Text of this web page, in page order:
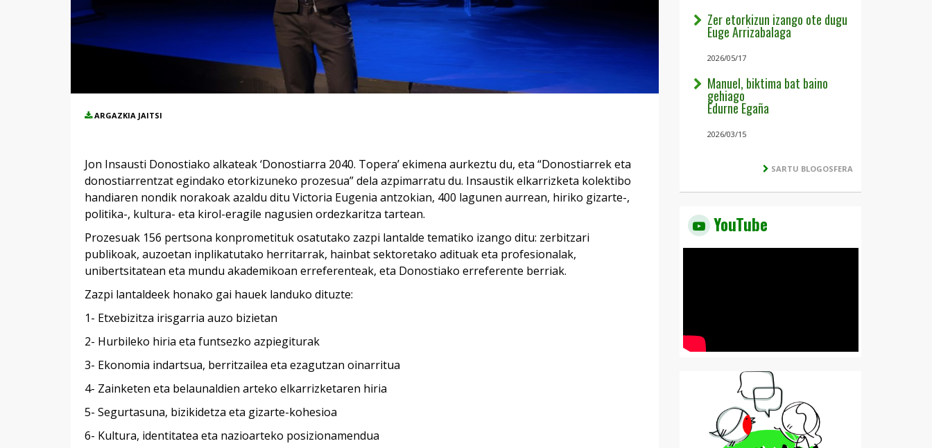
ARGAZKIA JAITSI
Jon Insausti Donostiako alkateak ‘Donostiarra 2040. Topera’ ekimena aurkeztu du, eta “Donostiarrek eta
donostiarrentzat egindako etorkizuneko prozesua” dela azpimarratu du. Insaustik elkarrizketa kolektibo
handiaren nondik norakoak azaldu ditu Victoria Eugenia antzokian, 400 lagunen aurrean, hiriko gizarte-,
politika-, kultura- eta kirol-eragile nagusien ordezkaritza tartean.
Prozesuak 156 pertsona konprometituk osatutako zazpi lantalde tematiko izango ditu: zerbitzari
publikoak, auzoetan inplikatutako herritarrak, hainbat sektoretako adituak eta profesionalak,
unibertsitatean eta mundu akademikoan erreferenteak, eta Donostiako erreferente berriak.
Zazpi lantaldeek honako gai hauek landuko dituzte:
1- Etxebizitza irisgarria auzo bizietan
2- Hurbileko hiria eta funtsezko azpiegiturak
3- Ekonomia indartsua, berritzailea eta ezagutzan oinarritua
4- Zainketen eta belaunaldien arteko elkarrizketaren hiria
5- Segurtasuna, bizikidetza eta gizarte-kohesioa
6- Kultura, identitatea eta nazioarteko posizionamendua
Zer etorkizun izango ote dugu
Euge Arrizabalaga
2026/05/17
Manuel, biktima bat baino
gehiago
Edurne Egaña
2026/03/15
SARTU BLOGOSFERA
YouTube